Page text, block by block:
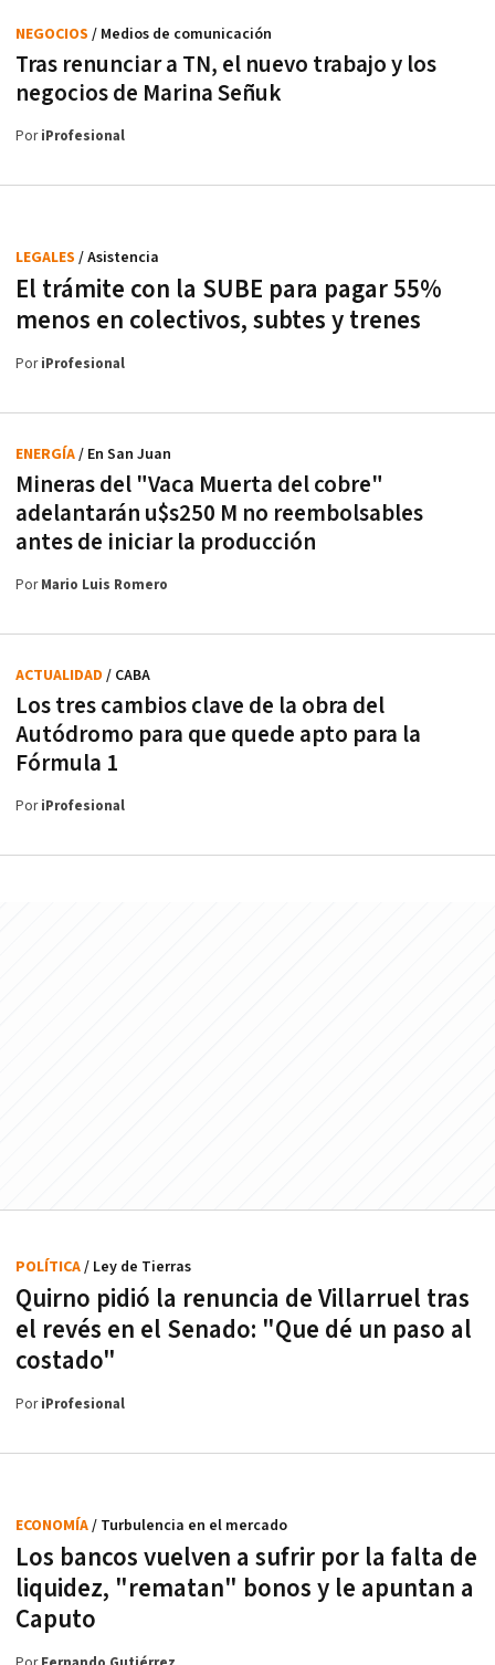
Tras renunciar a TN, el nuevo trabajo y los
negocios de Marina Señuk
NEGOCIOS / Medios de comunicación
PoriProfesional
El trámite con la SUBE para pagar 55%
menos en colectivos, subtes y trenes
LEGALES / Asistencia
PoriProfesional
Mineras del "Vaca Muerta del cobre"
adelantarán u$s250 M no reembolsables
antes de iniciar la producción
ENERGÍA/ En San Juan
PorMario Luis Romero
Los tres cambios clave de la obra del
Autódromo para que quede apto para la
Fórmula 1
ACTUALIDAD / CABA
PoriProfesional
Quirno pidió la renuncia de Villarruel tras
el revés en el Senado: "Que dé un paso al
costado"
POLÍTICA/ Ley de Tierras
PoriProfesional
Los bancos vuelven a sufrir por la falta de
liquidez, "rematan" bonos y le apuntan a
Caputo
ECONOMÍA/ Turbulencia en el mercado